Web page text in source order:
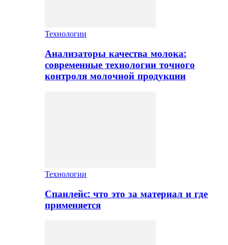
Технологии
Анализаторы качества молока:
современные технологии точного
контроля молочной продукции
Технологии
Спанлейс: что это за материал и где
применяется